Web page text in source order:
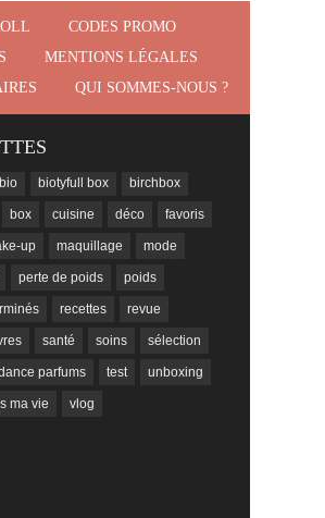
CODES PROMO
MENTIONS LÉGALES
QUI SOMMES-NOUS ?
bio biotyfull box birchbox
box cuisine déco favoris
up maquillage mode
perte de poids poids
recettes revue
santé soins sélection
parfums test unboxing
ma vie vlog